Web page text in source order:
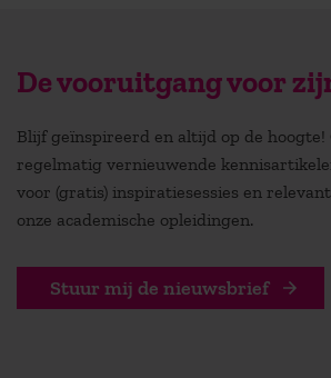
De vooruitgang voor
Blijf geïnspireerd en altijd op de hoogte!
regelmatig vernieuwende
voor (gratis) inspiratiesessies en
onze academische opleidingen.
Stuur mij de nieuwsbrief